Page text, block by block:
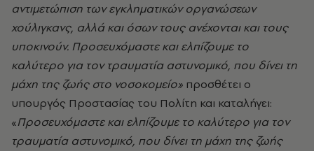
αντιμετώπιση των εγκληματικών οργανώσεων
χούλιγκανς, αλλά και όσων τους ανέχονται και τους
υποκινούν. Προσευχόμαστε και ελπίζουμε το
καλύτερο για τον τραυματία αστυνομικό, που δίνει τη
μάχη της ζωής στο νοσοκομείο» προσθέτει ο
υπουργός Προστασίας του Πολίτη και καταλήγει:
«Προσευχόμαστε και ελπίζουμε το καλύτερο για τον
τραυματία αστυνομικό, που δίνει τη μάχη της ζωής